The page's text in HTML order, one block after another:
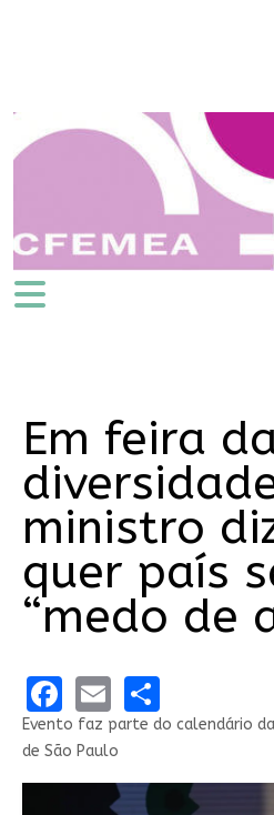
Em feira
ministro
quer país
“medo de
Facebook
EmailShare
Evento faz parte do calendário
de São Paulo